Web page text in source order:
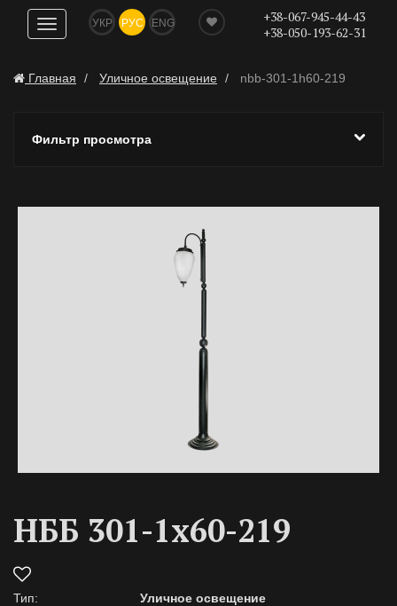
Показать
навигацию
УКР РУС ENG
+38-067-945-44-43
+38-050-193-62-31
Главная Уличное освещение nbb-301-1h60-219
Фильтр просмотра
НББ 301-1х60-219
Тип:
Уличное освещение